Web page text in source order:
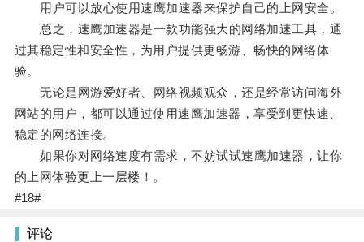
用户可以放心使用速鹰加速器来保护自己的上网安全。
总之，速鹰加速器是一款功能强大的网络加速工具，通
过其稳定性和安全性，为用户提供更畅游、畅快的网络体
验。
无论是网游爱好者、网络视频观众，还是经常访问海外
网站的用户，都可以通过使用速鹰加速器，享受到更快速、
稳定的网络连接。
如果你对网络速度有需求，不妨试试速鹰加速器，让你
的上网体验更上一层楼！。
#18#
评论